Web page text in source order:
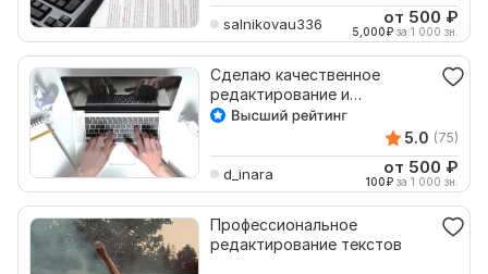
salnikovau336 от 500 ₽
5,000₽ за 1 000 зн.
Сделаю качественное
редактирование и
корректуру текста
5.0 (75)
d_inara от 500 ₽
100₽ за 1 000 зн.
Профессиональное
редактирование текстов